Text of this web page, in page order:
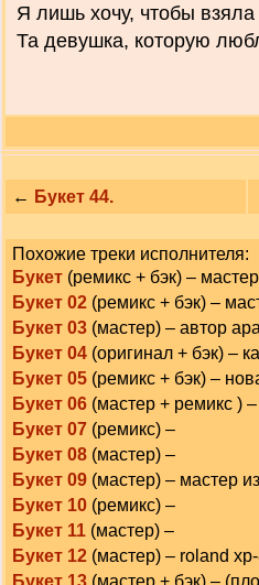
Я лишь хочу, чтобы взяла
Та девушка, которую
← Букет 44.
Похожие треки исполнителя:
Букет (ремикс + бэк) –
Букет 02 (ремикс + бэк) –
Букет 03 (мастер) – автор
Букет 04 (оригинал + бэк) –
Букет 05 (ремикс + бэк) –
Букет 06 (мастер + ремикс )
Букет 07 (ремикс) –
Букет 08 (мастер) –
Букет 09 (мастер) – мастер
Букет 10 (ремикс) –
Букет 11 (мастер) –
Букет 12 (мастер) – roland
Букет 13 (мастер + бэк) –